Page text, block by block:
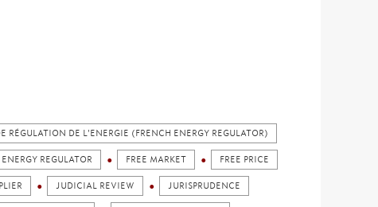
RÉGULATION DE L'ENERGIE (FRENCH ENERGY REGULATOR)
ENERGY REGULATOR FREE MARKET FREE PRICE
JUDICIAL REVIEW JURISPRUDENCE